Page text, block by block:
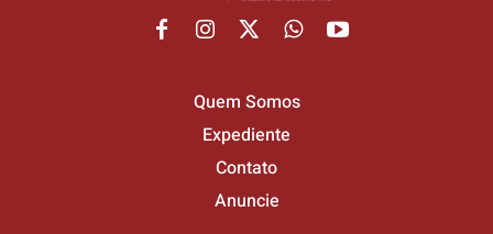
Quem Somos
Expediente
Contato
Anuncie